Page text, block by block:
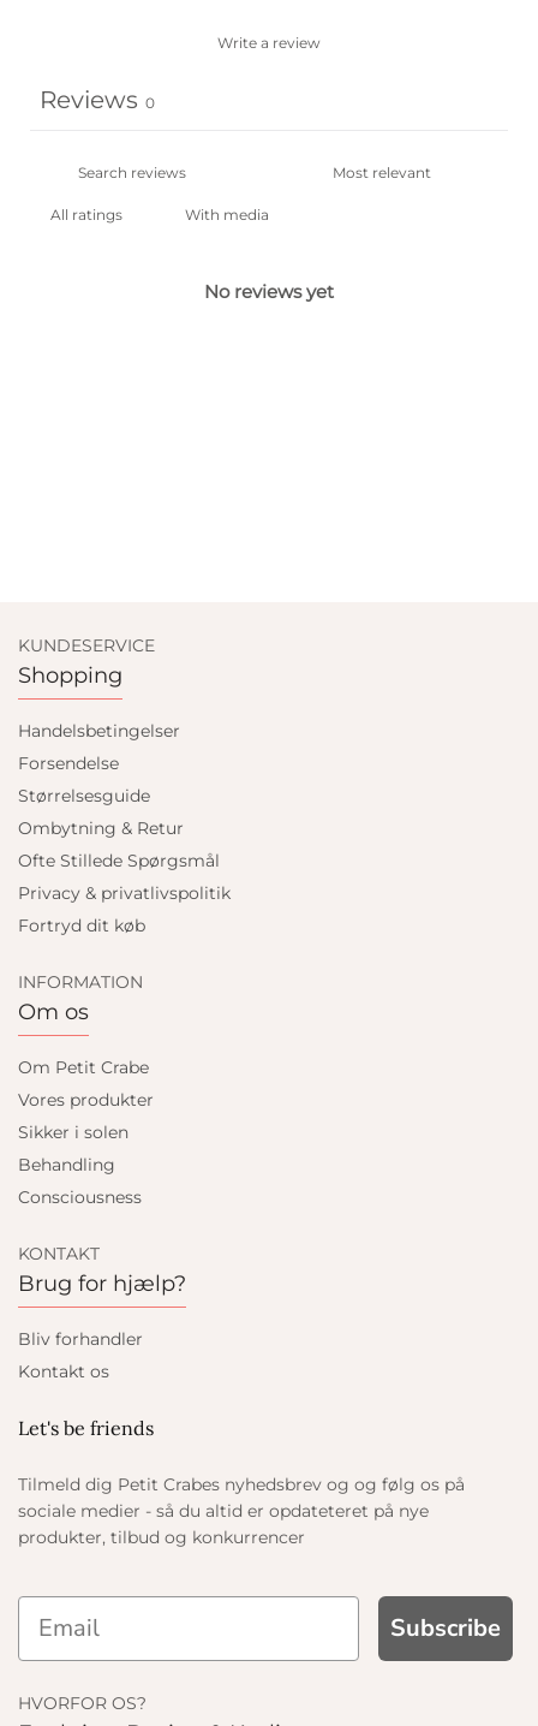
Write a review
Reviews 0
With media
No reviews yet
KUNDESERVICE
Shopping
Handelsbetingelser
Forsendelse
Størrelsesguide
Ombytning & Retur
Ofte Stillede Spørgsmål
Privacy & privatlivspolitik
Fortryd dit køb
INFORMATION
Om os
Om Petit Crabe
Vores produkter
Sikker i solen
Behandling
Consciousness
KONTAKT
Brug for hjælp?
Bliv forhandler
Kontakt os
Let's be friends
Tilmeld dig Petit Crabes nyhedsbrev og og følg os på
sociale medier - så du altid er opdateteret på nye
produkter, tilbud og konkurrencer
Subscribe
HVORFOR OS?